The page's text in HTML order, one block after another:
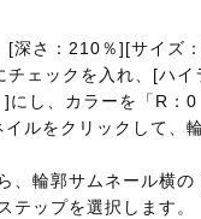
[深さ：210％][サイズ
ェックを入れ、[ハイ
]にし、カラーを「R
ルをクリックして、
、輪郭サムネール横の
テップを選択します。